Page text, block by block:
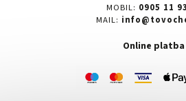
MOBIL: 0905 11
MAIL:
Online platba